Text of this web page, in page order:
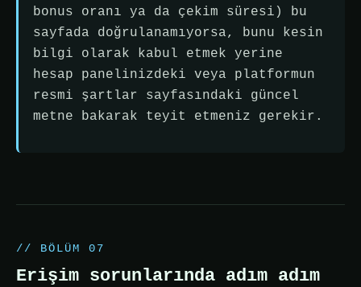
bonus oranı ya da çekim süresi) bu
sayfada doğrulanamıyorsa, bunu kesin
bilgi olarak kabul etmek yerine
hesap panelinizdeki veya platformun
resmi şartlar sayfasındaki güncel
metne bakarak teyit etmeniz gerekir.
// BÖLÜM 07
Erişim sorunlarında adım adım